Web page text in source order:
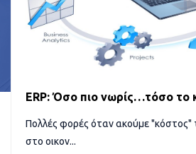
ERP: Όσο πιο νωρίς…τόσο το
Πολλές φορές όταν ακούμε "κόστος"
στο οικον...